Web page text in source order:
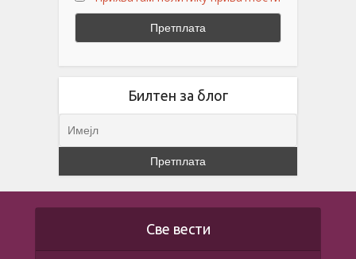
Билтен за блог
Све вести